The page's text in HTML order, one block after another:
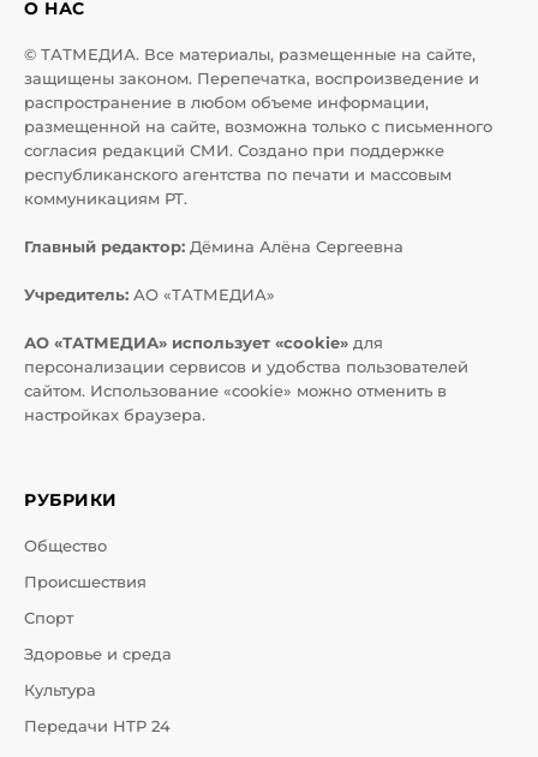
О НАС
© ТАТМЕДИА. Все материалы, размещенные на сайте,
защищены законом. Перепечатка, воспроизведение и
распространение в любом объеме информации,
размещенной на сайте, возможна только с письменного
согласия редакций СМИ. Создано при поддержке
республиканского агентства по печати и массовым
коммуникациям РТ.
Главный редактор: Дёмина Алёна Сергеевна
Учредитель: АО «ТАТМЕДИА»
АО «ТАТМЕДИА» использует «cookie» для
персонализации сервисов и удобства пользователей
сайтом. Использование «cookie» можно отменить в
настройках браузера.
РУБРИКИ
Общество
Происшествия
Спорт
Здоровье и среда
Культура
Передачи НТР 24